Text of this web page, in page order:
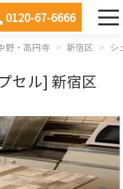
0120-67-6666
野・高円寺 新宿区 シ
セル] 新宿区